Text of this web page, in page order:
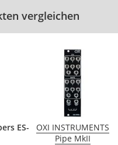
vergleichen
ES-
OXI INSTRUMENTS
Pipe MkII